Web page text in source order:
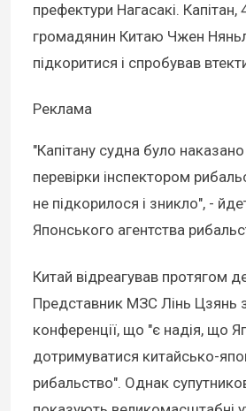
префектури Нагасакі. Капітан,
громадянин Китаю Чжен
підкоритися і спробував
Реклама
"Капітану судна було
перевірки інспектором
не підкорилося і зникло", -
Японського агентства
Китай відреагував протягом
Представник МЗС Лінь Цзянь
конференції, що "є надія, що
дотримуватися китайсько-
рибальство". Однак